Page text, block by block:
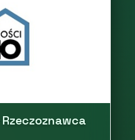
Rzeczoznawca